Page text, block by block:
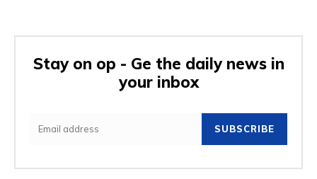
Stay on op - Ge the daily news in
your inbox
SUBSCRIBE